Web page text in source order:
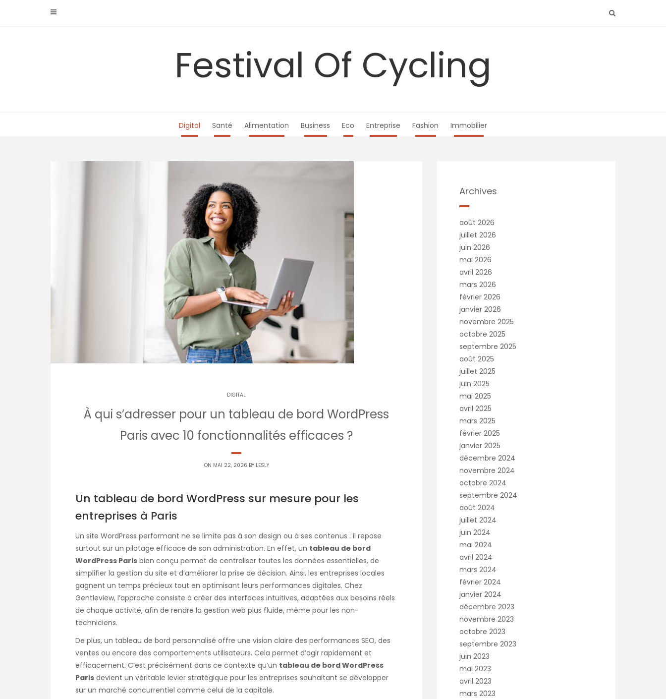
Festival Of Cycling
Digital Santé Alimentation Business Eco Entreprise Fashion Immobilier
DIGITAL
À qui s’adresser pour un tableau de bord WordPress
Paris avec 10 fonctionnalités efficaces ?
ON MAI 22, 2026 BY LESLY
Un tableau de bord WordPress sur mesure pour les
entreprises à Paris
Un site WordPress performant ne se limite pas à son design ou à ses contenus : il repose
surtout sur un pilotage efficace de son administration. En effet, un tableau de bord
WordPress Paris bien conçu permet de centraliser toutes les données essentielles, de
simplifier la gestion du site et d’améliorer la prise de décision. Ainsi, les entreprises locales
gagnent un temps précieux tout en optimisant leurs performances digitales. Chez
Gentleview, l’approche consiste à créer des interfaces intuitives, adaptées aux besoins réels
de chaque activité, afin de rendre la gestion web plus fluide, même pour les non-
techniciens.
De plus, un tableau de bord personnalisé offre une vision claire des performances SEO, des
ventes ou encore des comportements utilisateurs. Cela permet d’agir rapidement et
efficacement. C’est précisément dans ce contexte qu’un tableau de bord WordPress
Paris devient un véritable levier stratégique pour les entreprises souhaitant se développer
sur un marché concurrentiel comme celui de la capitale.
Archives
août 2026
juillet 2026
juin 2026
mai 2026
avril 2026
mars 2026
février 2026
janvier 2026
novembre 2025
octobre 2025
septembre 2025
août 2025
juillet 2025
juin 2025
mai 2025
avril 2025
mars 2025
février 2025
janvier 2025
décembre 2024
novembre 2024
octobre 2024
septembre 2024
août 2024
juillet 2024
juin 2024
mai 2024
avril 2024
mars 2024
février 2024
janvier 2024
décembre 2023
novembre 2023
octobre 2023
septembre 2023
juin 2023
mai 2023
avril 2023
mars 2023